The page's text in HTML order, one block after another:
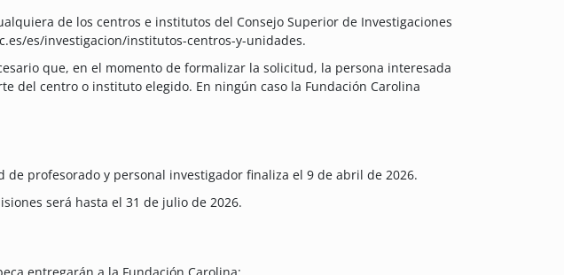
de los centros e institutos del Consejo Superior de Investigaciones
es/investigacion/institutos-centros-y-unidades.
que, en el momento de formalizar la solicitud, la persona interesada
del centro o instituto elegido. En ningún caso la Fundación Carolina
de profesorado y personal investigador finaliza el 9 de abril de 2026.
será hasta el 31 de julio de 2026.
entregarán a la Fundación Carolina: